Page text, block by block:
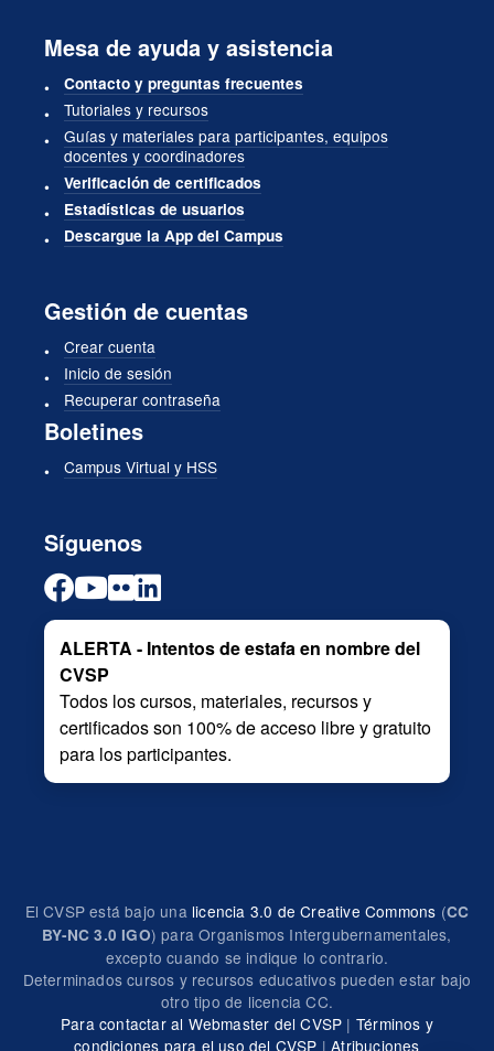
Mesa de ayuda y asistencia
Contacto y preguntas frecuentes
Tutoriales y recursos
Guías y materiales para participantes, equipos
docentes y coordinadores
Verificación de certificados
Estadísticas de usuarios
Descargue la App del Campus
Gestión de cuentas
Crear cuenta
Inicio de sesión
Recuperar contraseña
Boletines
Campus Virtual y HSS
Síguenos
ALERTA - Intentos de estafa en nombre del
CVSP
Todos los cursos, materiales, recursos y
certificados son 100% de acceso libre y gratuito
para los participantes.
El CVSP está bajo una licencia 3.0 de Creative Commons (CC
BY-NC 3.0 IGO) para Organismos Intergubernamentales,
excepto cuando se indique lo contrario.
Determinados cursos y recursos educativos pueden estar bajo
otro tipo de licencia CC.
Para contactar al Webmaster del CVSP | Términos y
condiciones para el uso del CVSP |Atribuciones